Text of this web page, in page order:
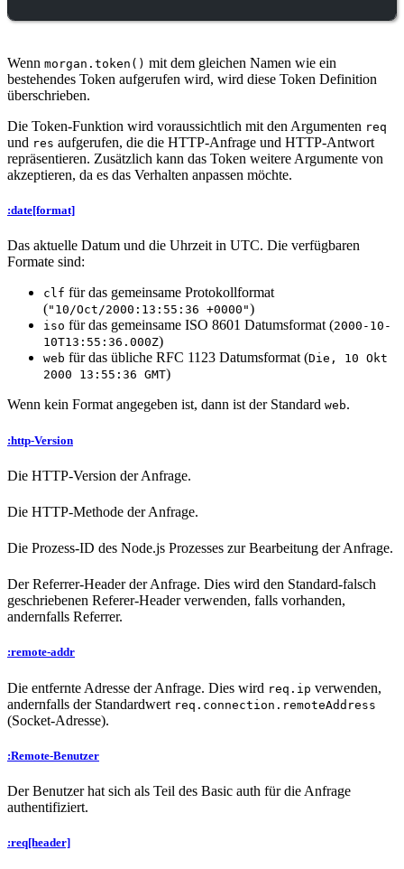
Wenn morgan.token() mit dem gleichen Namen wie ein
bestehendes Token aufgerufen wird, wird diese Token Definition
überschrieben.
Die Token-Funktion wird voraussichtlich mit den Argumenten req
und res aufgerufen, die die HTTP-Anfrage und HTTP-Antwort
repräsentieren. Zusätzlich kann das Token weitere Argumente von
akzeptieren, da es das Verhalten anpassen möchte.
:date[format]
Das aktuelle Datum und die Uhrzeit in UTC. Die verfügbaren
Formate sind:
clf für das gemeinsame Protokollformat
("10/Oct/2000:13:55:36 +0000")
iso für das gemeinsame ISO 8601 Datumsformat (2000-10-
10T13:55:36.000Z)
web für das übliche RFC 1123 Datumsformat (Die, 10 Okt
2000 13:55:36 GMT)
Wenn kein Format angegeben ist, dann ist der Standard web.
:http-Version
Die HTTP-Version der Anfrage.
Die HTTP-Methode der Anfrage.
Die Prozess-ID des Node.js Prozesses zur Bearbeitung der Anfrage.
Der Referrer-Header der Anfrage. Dies wird den Standard-falsch
geschriebenen Referer-Header verwenden, falls vorhanden,
andernfalls Referrer.
:remote-addr
Die entfernte Adresse der Anfrage. Dies wird req.ip verwenden,
andernfalls der Standardwert req.connection.remoteAddress
(Socket-Adresse).
:Remote-Benutzer
Der Benutzer hat sich als Teil des Basic auth für die Anfrage
authentifiziert.
:req[header]